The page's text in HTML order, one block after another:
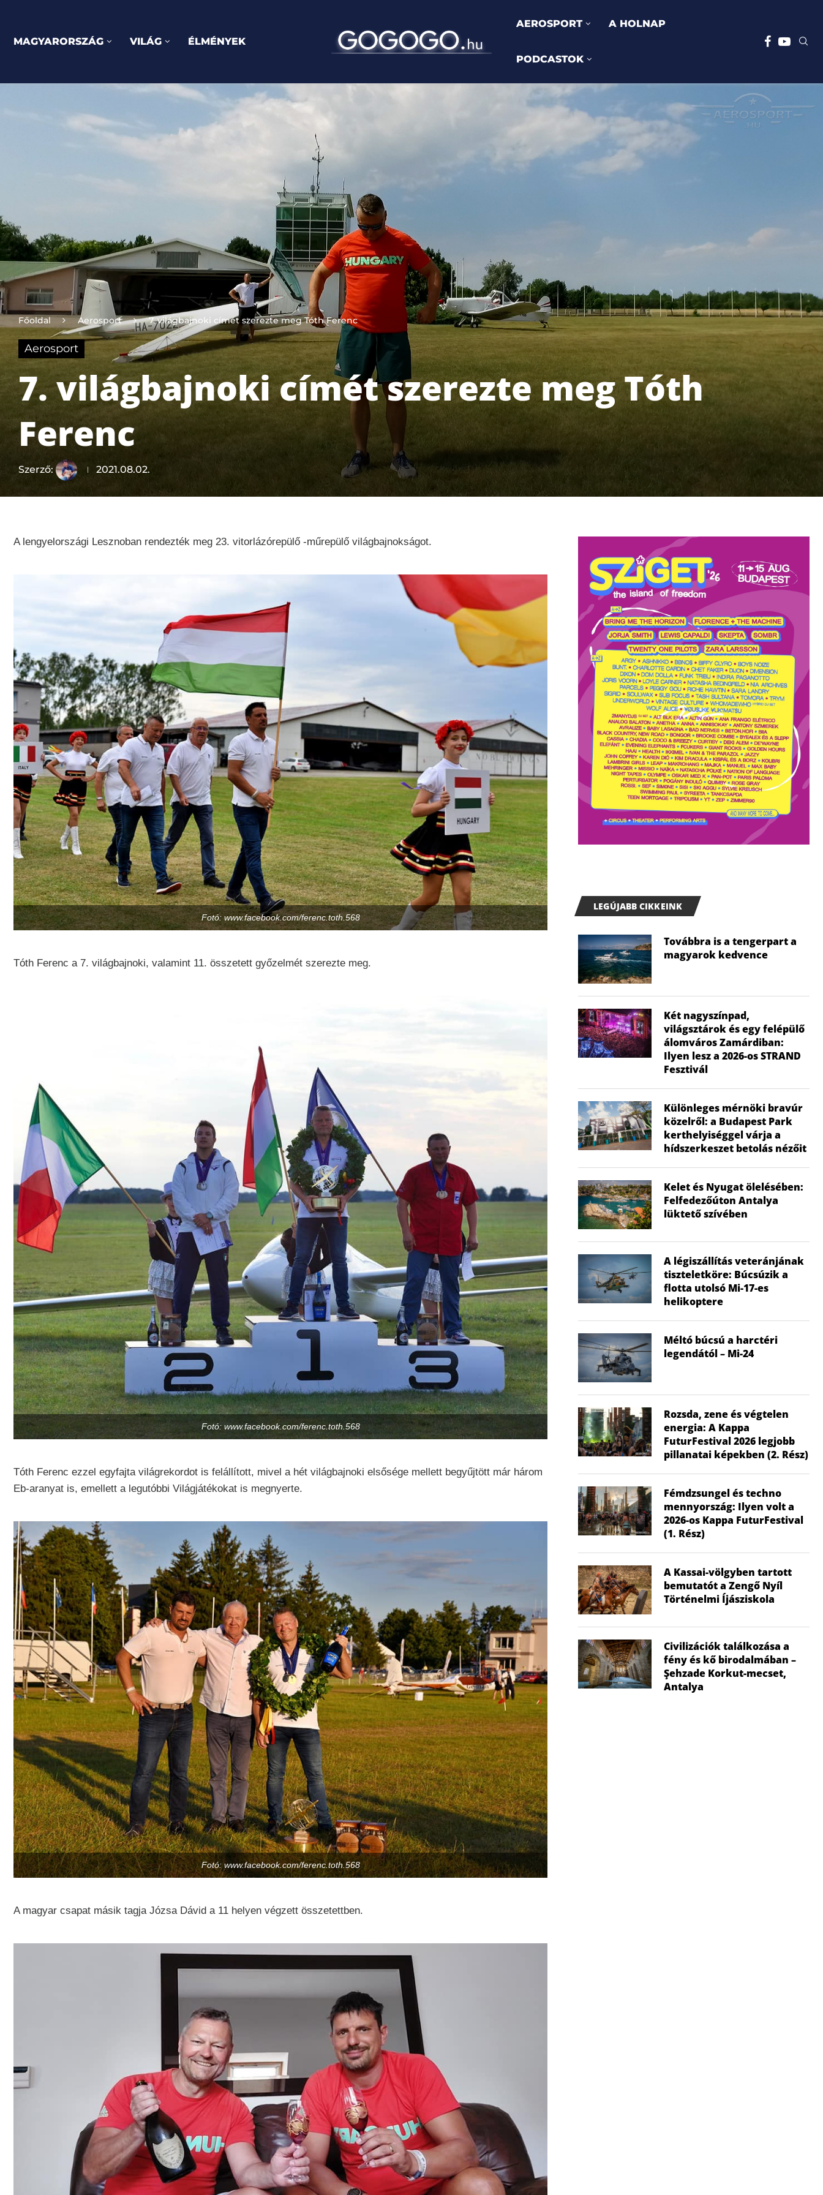
MAGYARORSZÁG VILÁG ÉLMÉNYEK
AEROSPORT A HOLNAP
PODCASTOK
Főoldal Aerosport 7. világbajnoki címét szerezte meg Tóth Ferenc
Aerosport
7. világbajnoki címét szerezte meg Tóth
Ferenc
Szerző: 2021.08.02.
A lengyelországi Lesznoban rendezték meg 23. vitorlázórepülő -műrepülő világbajnokságot.
Fotó: www.facebook.com/ferenc.toth.568
Tóth Ferenc a 7. világbajnoki, valamint 11. összetett győzelmét szerezte meg.
Fotó: www.facebook.com/ferenc.toth.568
Tóth Ferenc ezzel egyfajta világrekordot is felállított, mivel a hét világbajnoki elsősége mellett begyűjtött már három
Eb-aranyat is, emellett a legutóbbi Világjátékokat is megnyerte.
Fotó: www.facebook.com/ferenc.toth.568
A magyar csapat másik tagja Józsa Dávid a 11 helyen végzett összetettben.
LEGÚJABB CIKKEINK
Továbbra is a tengerpart a
magyarok kedvence
Két nagyszínpad,
világsztárok és egy felépülő
álomváros Zamárdiban:
Ilyen lesz a 2026-os STRAND
Fesztivál
Különleges mérnöki bravúr
közelről: a Budapest Park
kerthelyiséggel várja a
hídszerkeszet betolás nézőit
Kelet és Nyugat ölelésében:
Felfedezőúton Antalya
lüktető szívében
A légiszállítás veteránjának
tiszteletköre: Búcsúzik a
flotta utolsó Mi-17-es
helikoptere
Méltó búcsú a harctéri
legendától – Mi-24
Rozsda, zene és végtelen
energia: A Kappa
FuturFestival 2026 legjobb
pillanatai képekben (2. Rész)
Fémdzsungel és techno
mennyország: Ilyen volt a
2026-os Kappa FuturFestival
(1. Rész)
A Kassai-völgyben tartott
bemutatót a Zengő Nyíl
Történelmi Íjásziskola
Civilizációk találkozása a
fény és kő birodalmában –
Şehzade Korkut-mecset,
Antalya